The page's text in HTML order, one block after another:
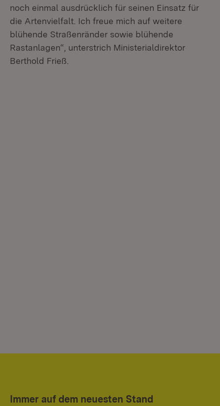
noch einmal ausdrücklich für seinen Einsatz für
die Artenvielfalt. Ich freue mich auf weitere
blühende Straßenränder sowie blühende
Rastanlagen“, unterstrich Ministerialdirektor
Berthold Frieß.
Immer auf dem neuesten Stand